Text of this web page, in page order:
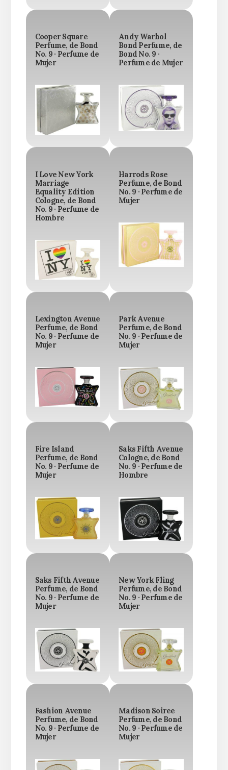
Cooper Square
Perfume, de Bond
No. 9 · Perfume de
Mujer
Andy Warhol
Bond Perfume, de
Bond No. 9 ·
Perfume de Mujer
I Love New York
Marriage
Equality Edition
Cologne, de Bond
No. 9 · Perfume de
Hombre
Harrods Rose
Perfume, de Bond
No. 9 · Perfume de
Mujer
Lexington Avenue
Perfume, de Bond
No. 9 · Perfume de
Mujer
Park Avenue
Perfume, de Bond
No. 9 · Perfume de
Mujer
Fire Island
Perfume, de Bond
No. 9 · Perfume de
Mujer
Saks Fifth Avenue
Cologne, de Bond
No. 9 · Perfume de
Hombre
Saks Fifth Avenue
Perfume, de Bond
No. 9 · Perfume de
Mujer
New York Fling
Perfume, de Bond
No. 9 · Perfume de
Mujer
Fashion Avenue
Perfume, de Bond
No. 9 · Perfume de
Mujer
Madison Soiree
Perfume, de Bond
No. 9 · Perfume de
Mujer